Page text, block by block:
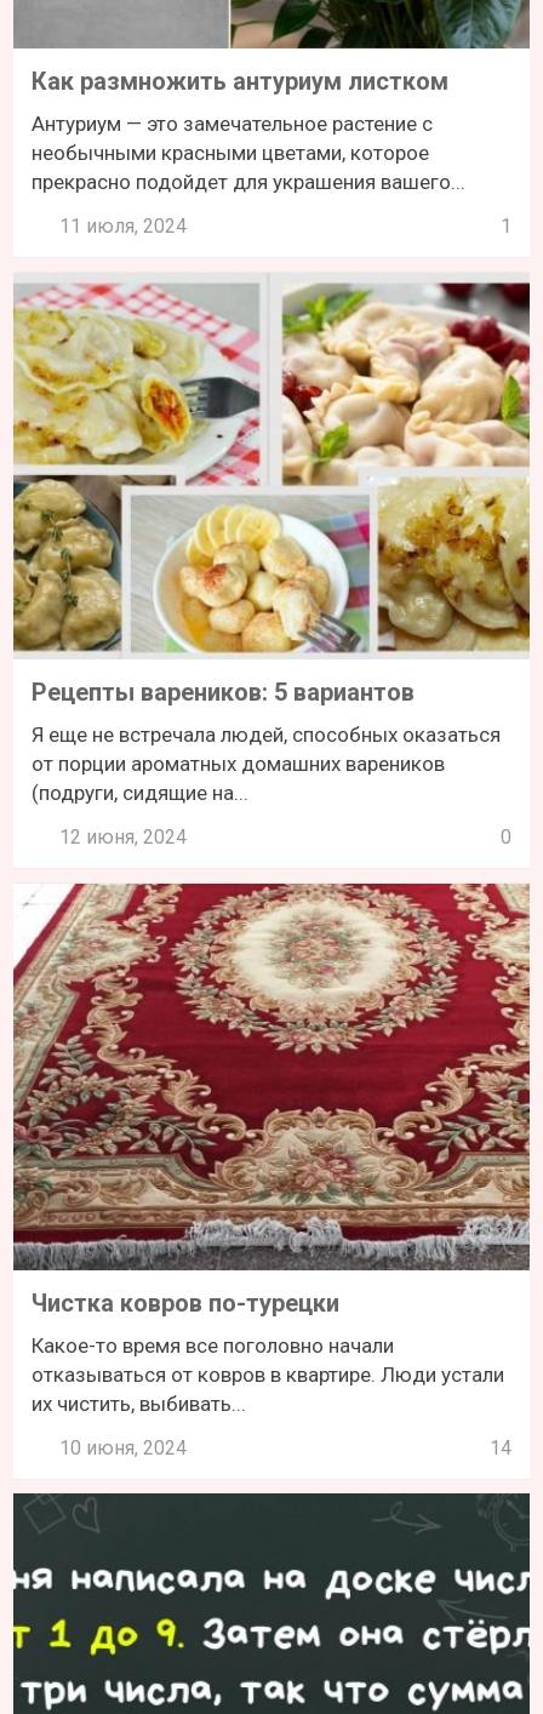
Как размножить антуриум листком
Антуриум — это замечательное растение с
необычными красными цветами, которое
прекрасно подойдет для украшения вашего...
11 июля, 2024 1
Рецепты вареников: 5 вариантов
Я еще не встречала людей, способных оказаться
от порции ароматных домашних вареников
(подруги, сидящие на...
12 июня, 2024 0
Чистка ковров по-турецки
Какое-то время все поголовно начали
отказываться от ковров в квартире. Люди устали
их чистить, выбивать...
10 июня, 2024 14